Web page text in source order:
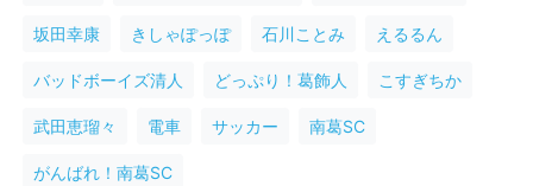
坂田幸康 きしゃぽっぽ 石川ことみ えるるん
バッドボーイズ清人 どっぷり！葛飾人 こすぎちか
武田恵瑠々 電車 サッカー 南葛SC
がんばれ！南葛SC